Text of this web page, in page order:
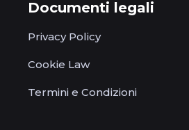
Documenti legali
Privacy Policy
Cookie Law
Termini e Condizioni